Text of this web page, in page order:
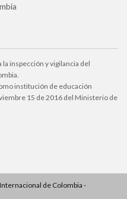
inspección y vigilancia del
institución de educación
15 de 2016 del Ministerio de
de Colombia -